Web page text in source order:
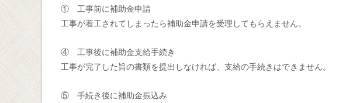
① 工事前に補助金申請
工事が着工されてしまったら補助金申請を受理してもらえません。
④ 工事後に補助金支給手続き
工事が完了した旨の書類を提出しなければ、支給の手続きはできません。
⑤ 手続き後に補助金振込み